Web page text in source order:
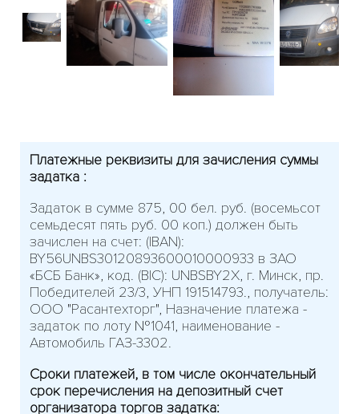
Платежные реквизиты для зачисления суммы
задатка :
Задаток в сумме 875, 00 бел. руб. (восемьсот
семьдесят пять руб. 00 коп.) должен быть
зачислен на счет: (IBAN):
BY56UNBS30120893600010000933 в ЗАО
«БСБ Банк», код. (BIC): UNBSBY2X, г. Минск, пр.
Победителей 23/3, УНП 191514793., получатель:
ООО "Расантехторг", Назначение платежа -
задаток по лоту №1041, наименование -
Автомобиль ГАЗ-3302.
Сроки платежей, в том числе окончательный
срок перечисления на депозитный счет
организатора торгов задатка: